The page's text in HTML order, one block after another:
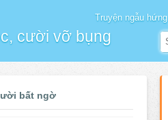
cười vỡ bụng
Truyện ngẫu hứng
bất ngờ